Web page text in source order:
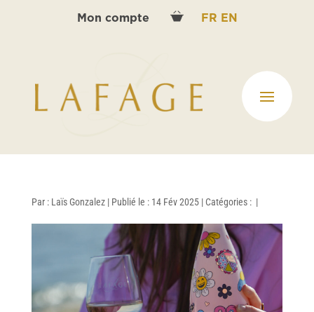
Mon compte FR EN
Par : Laïs Gonzalez | Publié le : 14 Fév 2025 | Catégories : |